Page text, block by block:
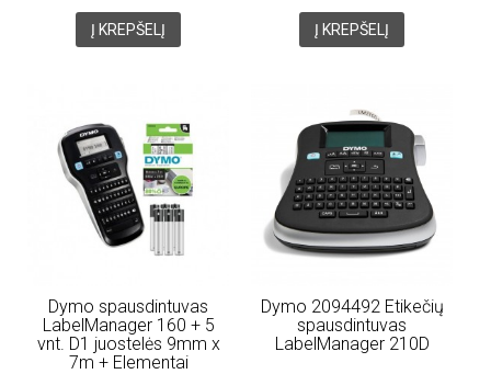
Į KREPŠELĮ Į KREPŠELĮ
Dymo spausdintuvas
LabelManager 160 + 5
vnt. D1 juostelės 9mm x
7m + Elementai
Dymo 2094492 Etikečių
spausdintuvas
LabelManager 210D